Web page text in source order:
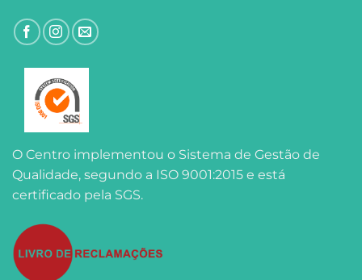
O Centro implementou o Sistema de Gestão de
Qualidade, segundo a ISO 9001:2015 e está
certificado pela SGS.